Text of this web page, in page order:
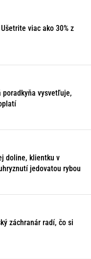
viac ako 30% z
poradkyňa vysvetľuje,
doline, klientku v
jedovatou rybou
záchranár radí, čo si